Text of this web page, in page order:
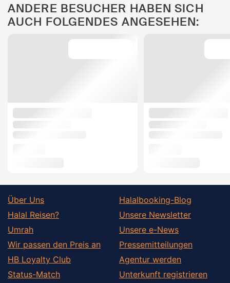
ANDERE BESUCHER HABEN SICH
AUCH FOLGENDES ANGESEHEN:
Über Uns
Halal Reisen?
Umrah
Wir passen den Preis an
HB Loyalty Club
Status-Match
Halalbooking-Blog
Unsere Newsletter
Unsere e-News
Pressemitteilungen
Agentur werden
Unterkunft registrieren